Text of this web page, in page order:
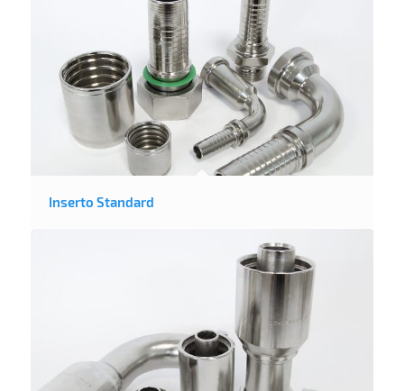
Inserto Standard